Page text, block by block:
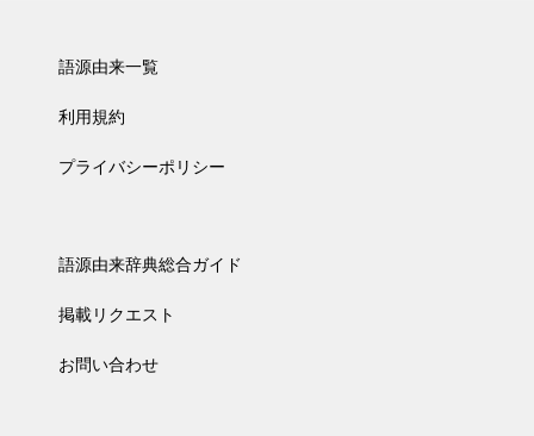
語源由来一覧
利用規約
プライバシーポリシー
語源由来辞典総合ガイド
掲載リクエスト
お問い合わせ